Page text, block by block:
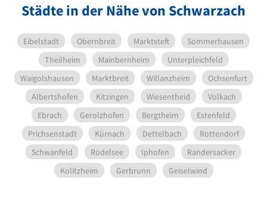
Städte in der Nähe von Schwarzach
Eibelstadt Obernbreit Marktsteft
Sommerhausen
Theilheim
Mainbernheim
Unterpleichfeld
Waigolshausen
Marktbreit Willanzheim
Ochsenfurt
Albertshofen
Kitzingen Wiesentheid
Volkach
Ebrach
Gerolzhofen Bergtheim
Estenfeld
Prichsenstadt
Kürnach Dettelbach
Rottendorf
Schwanfeld
Rödelsee Iphofen
Randersacker
Kolitzheim
Gerbrunn Geiselwind